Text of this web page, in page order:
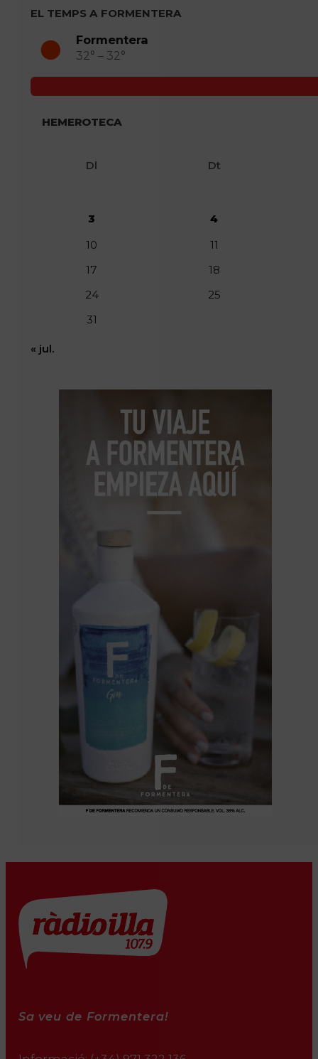
EL TEMPS A FORMENTERA
Formentera
32° – 32°
HEMEROTECA
Dl Dt
3
4
10
11
17
18
24
25
31
« jul.
Sa veu de Formentera!